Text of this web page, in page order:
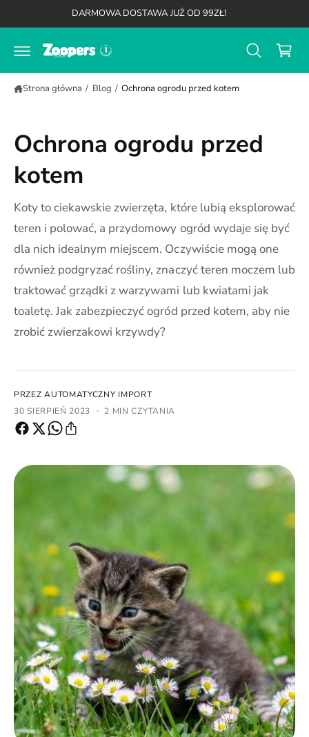
r
e
ś
c
i
DARMOWA DOSTAWA JUŻ OD 99ZŁ!
z
y
Strona główna / Blog / Ochrona ogrodu przed kotem
Ochrona ogrodu przed
kotem
Koty to ciekawskie zwierzęta, które lubią eksplorować
teren i polować, a przydomowy ogród wydaje się być
dla nich idealnym miejscem. Oczywiście mogą one
również podgryzać rośliny, znaczyć teren moczem lub
traktować grządki z warzywami lub kwiatami jak
toaletę. Jak zabezpieczyć ogród przed kotem, aby nie
zrobić zwierzakowi krzywdy?
PRZEZ AUTOMATYCZNY IMPORT
30 SIERPIEŃ 2023
· 2 MIN CZYTANIA